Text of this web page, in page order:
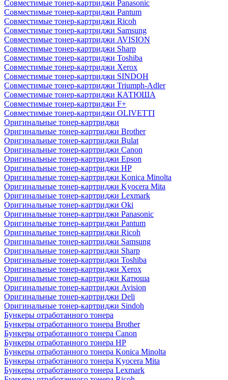
Совместимые тонер-картриджи Panasonic
Совместимые тонер-картриджи Pantum
Совместимые тонер-картриджи Ricoh
Совместимые тонер-картриджи Samsung
Совместимые тонер-картриджи AVISION
Совместимые тонер-картриджи Sharp
Совместимые тонер-картриджи Toshiba
Совместимые тонер-картриджи Xerox
Совместимые тонер-картриджи SINDOH
Совместимые тонер-картриджи Triumph-Adler
Совместимые тонер-картриджи КАТЮША
Совместимые тонер-картриджи F+
Совместимые тонер-картриджи OLIVETTI
Оригинальные тонер-картриджи
Оригинальные тонер-картриджи Brother
Оригинальные тонер-картриджи Bulat
Оригинальные тонер-картриджи Canon
Оригинальные тонер-картриджи Epson
Оригинальные тонер-картриджи HP
Оригинальные тонер-картриджи Konica Minolta
Оригинальные тонер-картриджи Kyocera Mita
Оригинальные тонер-картриджи Lexmark
Оригинальные тонер-картриджи Oki
Оригинальные тонер-картриджи Panasonic
Оригинальные тонер-картриджи Pantum
Оригинальные тонер-картриджи Ricoh
Оригинальные тонер-картриджи Samsung
Оригинальные тонер-картриджи Sharp
Оригинальные тонер-картриджи Toshiba
Оригинальные тонер-картриджи Xerox
Оригинальные тонер-картриджи Катюша
Оригинальные тонер-картриджи Avision
Оригинальные тонер-картриджи Deli
Оригинальные тонер-картриджи Sindoh
Бункеры отработанного тонера
Бункеры отработанного тонера Brother
Бункеры отработанного тонера Canon
Бункеры отработанного тонера HP
Бункеры отработанного тонера Konica Minolta
Бункеры отработанного тонера Kyocera Mita
Бункеры отработанного тонера Lexmark